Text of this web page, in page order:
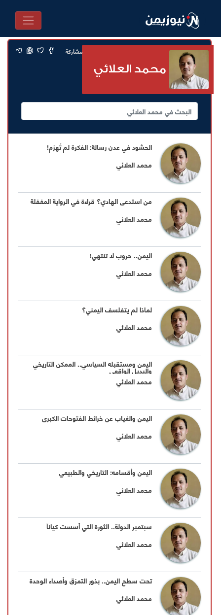
محمد العلائي
مشاركة
الحشود في عدن رسالة: الفكرة لم تُهزم!
محمد العلائي
من استدعى الهادي؟ قراءة في الرواية المغفلة
محمد العلائي
اليمن.. حروب لا تنتهي!
محمد العلائي
لماذا لم يتفلسف اليمني؟
محمد العلائي
اليمن ومستقبله السياسي.. الممكن التاريخي
والبديل الواقعي
محمد العلائي
اليمن والغياب عن خرائط الفتوحات الكبرى
محمد العلائي
اليمن وأقسامه: التاريخي والطبيعي
محمد العلائي
سبتمبر الدولة.. الثورة التي أسست كياناً
محمد العلائي
تحت سطح اليمن.. بذور التمزق وأصداء الوحدة
محمد العلائي